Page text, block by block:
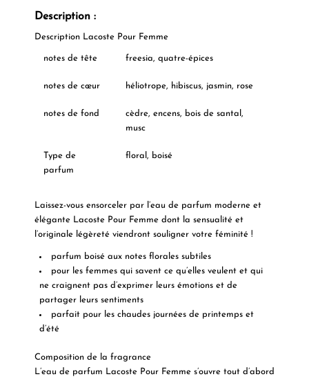
Description :
Description Lacoste Pour Femme
notes de tête freesia, quatre-épices
notes de cœur héliotrope, hibiscus, jasmin, rose
notes de fond
cèdre, encens, bois de santal,
musc
Type de
parfum
floral, boisé
Laissez-vous ensorceler par l’eau de parfum moderne et
élégante Lacoste Pour Femme dont la sensualité et
l’originale légèreté viendront souligner votre féminité !
parfum boisé aux notes florales subtiles
pour les femmes qui savent ce qu’elles veulent et qui
ne craignent pas d’exprimer leurs émotions et de
partager leurs sentiments
parfait pour les chaudes journées de printemps et
d’été
Composition de la fragrance
L’eau de parfum Lacoste Pour Femme s’ouvre tout d’abord